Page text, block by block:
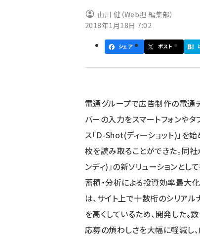
山川 健（Web担 編集部）
2018年1月18日 7:02
シェア ポスト
電通グループで広告制作の電通
バーの入力をスマートフォンや
ス「D-Shot(ディーショット)」を
枚を読み取ることができた。同
ンディ)」の新ソリューションと
蓄積・分析による投資効率最大
は、サイト上で十数桁のシリア
を高くしているため、開発した
応募の煩わしさを大幅に軽減し